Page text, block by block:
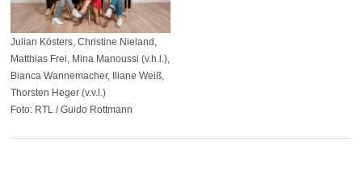
Julian Kösters, Christine Nieland,
Matthias Frei, Mina Manoussi (v.h.l.),
Bianca Wannemacher, Iliane Weiß,
Thorsten Heger (v.v.l.)
Foto: RTL / Guido Rottmann